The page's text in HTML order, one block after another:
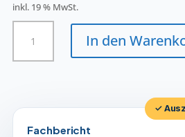
inkl. 19 % MwSt.
Glasveredler/in
Glasmalerei
Menge
In den
✓
Fachbericht